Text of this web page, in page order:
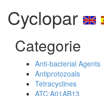
Cyclopar
Categorie
Anti-bacterial Agents
Antiprotozoals
Tetracyclines
ATC:A01AB13